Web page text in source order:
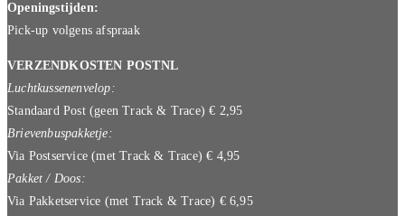
Openingstijden:
Pick-up volgens afspraak
VERZENDKOSTEN POSTNL
Luchtkussenenvelop:
Standaard Post (geen Track & Trace) € 2,95
Brievenbuspakketje:
Via Postservice (met Track & Trace) € 4,95
Pakket / Doos:
Via Pakketservice (met Track & Trace) € 6,95